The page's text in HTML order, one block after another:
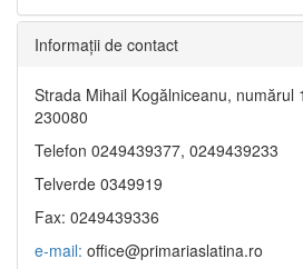
Informaţii de contact
Strada Mihail Kogălniceanu, numărul
230080
Telefon 0249439377, 0249439233
Telverde 0349919
Fax: 0249439336
e-mail: office@primariaslatina.ro